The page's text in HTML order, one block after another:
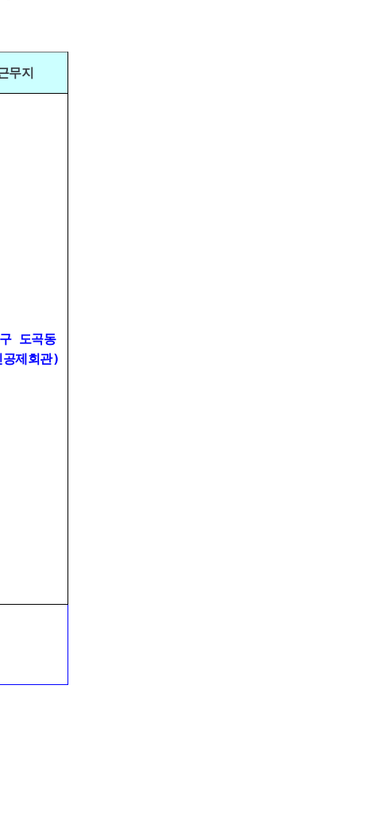
무지
도곡동
제회관)